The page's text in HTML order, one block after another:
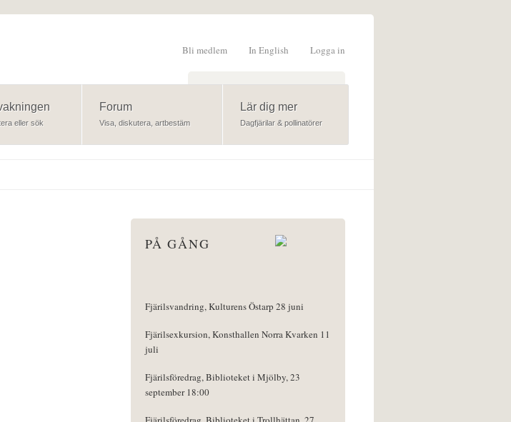
Logga in
In English
Bli medlem
Sökformulär
eller sök
Forum
Visa, diskutera, artbestäm
Lär dig mer
Dagfjärilar & pollinatörer
PÅ GÅNG
Fjärilsvandring, Kulturens Östarp 28 juni
Fjärilsexkursion, Konsthallen Norra Kvarken 11
juli
Fjärilsföredrag, Biblioteket i Mjölby, 23
september 18:00